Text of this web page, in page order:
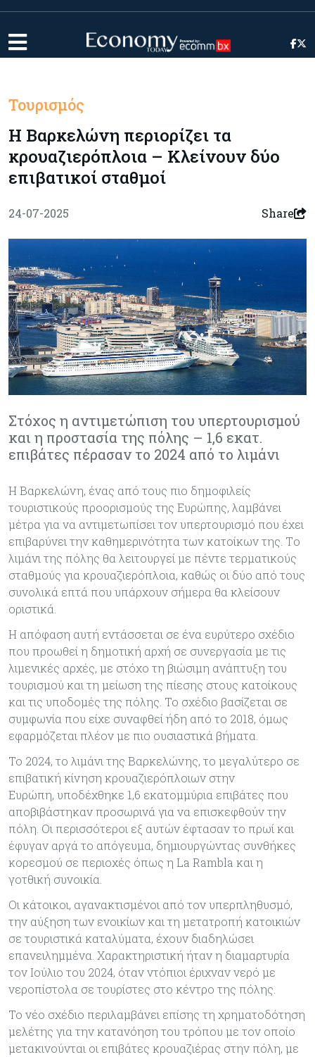
Τουρισμός
Η Βαρκελώνη περιορίζει τα
κρουαζιερόπλοια – Κλείνουν δύο
επιβατικοί σταθμοί
24-07-2025 Share
Στόχος η αντιμετώπιση του υπερτουρισμού
και η προστασία της πόλης – 1,6 εκατ.
επιβάτες πέρασαν το 2024 από το λιμάνι
Η Βαρκελώνη, ένας από τους πιο δημοφιλείς
τουριστικούς προορισμούς της Ευρώπης, λαμβάνει
μέτρα για να αντιμετωπίσει τον υπερτουρισμό που έχει
επιβαρύνει την καθημερινότητα των κατοίκων της. Tο
λιμάνι της πόλης θα λειτουργεί με πέντε τερματικούς
σταθμούς για κρουαζιερόπλοια, καθώς οι δύο από τους
συνολικά επτά που υπάρχουν σήμερα θα κλείσουν
οριστικά.
Η απόφαση αυτή εντάσσεται σε ένα ευρύτερο σχέδιο
που προωθεί η δημοτική αρχή σε συνεργασία με τις
λιμενικές αρχές, με στόχο τη βιώσιμη ανάπτυξη του
τουρισμού και τη μείωση της πίεσης στους κατοίκους
και τις υποδομές της πόλης. Το σχέδιο βασίζεται σε
συμφωνία που είχε συναφθεί ήδη από το 2018, όμως
εφαρμόζεται πλέον με πιο ουσιαστικά βήματα.
Το 2024, το λιμάνι της Βαρκελώνης, το μεγαλύτερο σε
επιβατική κίνηση κρουαζιερόπλοιων στην
Ευρώπη, υποδέχθηκε 1,6 εκατομμύρια επιβάτες που
αποβιβάστηκαν προσωρινά για να επισκεφθούν την
πόλη. Οι περισσότεροι εξ αυτών έφτασαν το πρωί και
έφυγαν αργά το απόγευμα, δημιουργώντας συνθήκες
κορεσμού σε περιοχές όπως η La Rambla και η
γοτθική συνοικία.
Οι κάτοικοι, αγανακτισμένοι από τον υπερπληθυσμό,
την αύξηση των ενοικίων και τη μετατροπή κατοικιών
σε τουριστικά καταλύματα, έχουν διαδηλώσει
επανειλημμένα. Χαρακτηριστική ήταν η διαμαρτυρία
τον Ιούλιο του 2024, όταν ντόπιοι έριχναν νερό με
νεροπίστολα σε τουρίστες στο κέντρο της πόλης.
Το νέο σχέδιο περιλαμβάνει επίσης τη χρηματοδότηση
μελέτης για την κατανόηση του τρόπου με τον οποίο
μετακινούνται οι επιβάτες κρουαζιέρας στην πόλη, με